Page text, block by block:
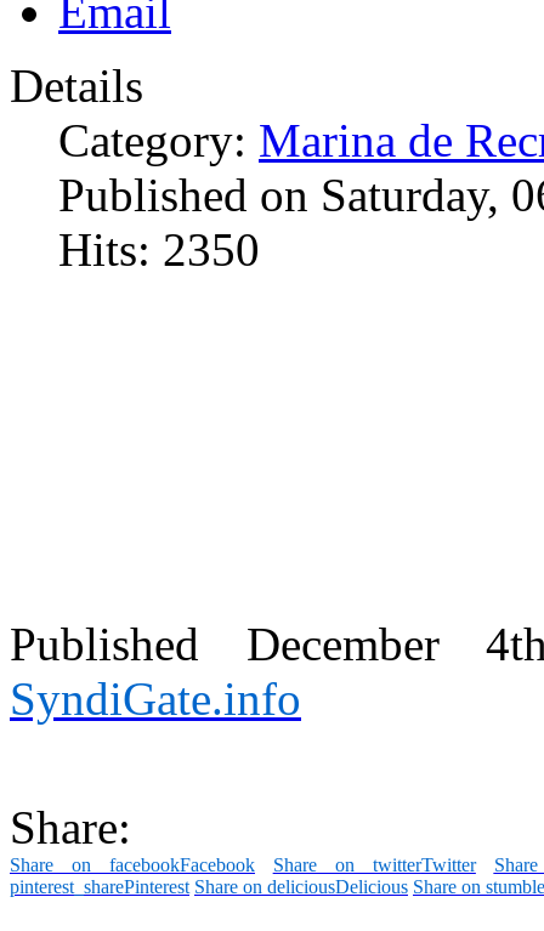
Details
Category: Marina de
Published on Saturday,
Hits: 2350
Published
SyndiGate.info
Share:
Share on facebookFacebook Share on twitterTwitter
pinterest_sharePinterest Share on deliciousDelicious Share on